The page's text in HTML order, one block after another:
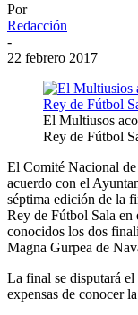
Por
Redacción
-
22 febrero 2017
El Multiusos
Rey de Fútbol
El Comité Nacional
acuerdo con el
séptima edición de la
Rey de Fútbol Sala en
conocidos los dos
Magna Gurpea de
La final se disputará
expensas de conocer